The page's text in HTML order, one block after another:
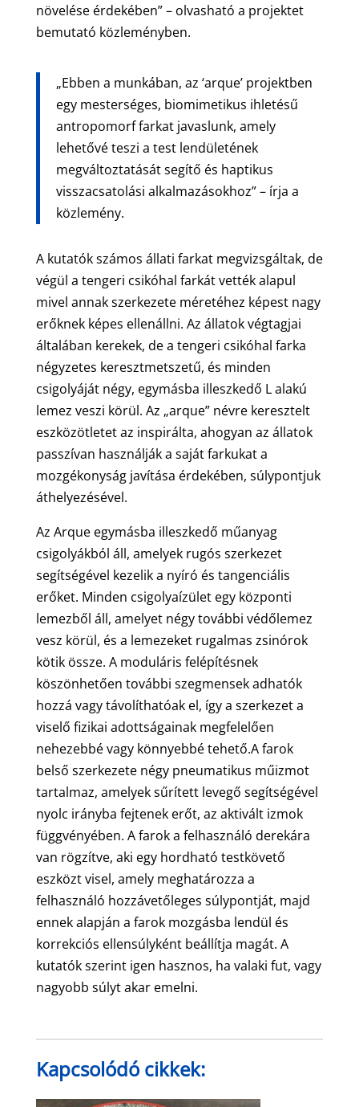
növelése érdekében” – olvasható a projektet
bemutató közleményben.
„Ebben a munkában, az ‘arque’ projektben
egy mesterséges, biomimetikus ihletésű
antropomorf farkat javaslunk, amely
lehetővé teszi a test lendületének
megváltoztatását segítő és haptikus
visszacsatolási alkalmazásokhoz” – írja a
közlemény.
A kutatók számos állati farkat megvizsgáltak, de
végül a tengeri csikóhal farkát vették alapul
mivel annak szerkezete méretéhez képest nagy
erőknek képes ellenállni. Az állatok végtagjai
általában kerekek, de a tengeri csikóhal farka
négyzetes keresztmetszetű, és minden
csigolyáját négy, egymásba illeszkedő L alakú
lemez veszi körül. Az „arque” névre keresztelt
eszközötletet az inspirálta, ahogyan az állatok
passzívan használják a saját farkukat a
mozgékonyság javítása érdekében, súlypontjuk
áthelyezésével.
Az Arque egymásba illeszkedő műanyag
csigolyákból áll, amelyek rugós szerkezet
segítségével kezelik a nyíró és tangenciális
erőket. Minden csigolyaízület egy központi
lemezből áll, amelyet négy további védőlemez
vesz körül, és a lemezeket rugalmas zsinórok
kötik össze. A moduláris felépítésnek
köszönhetően további szegmensek adhatók
hozzá vagy távolíthatóak el, így a szerkezet a
viselő fizikai adottságainak megfelelően
nehezebbé vagy könnyebbé tehető.A farok
belső szerkezete négy pneumatikus műizmot
tartalmaz, amelyek sűrített levegő segítségével
nyolc irányba fejtenek erőt, az aktivált izmok
függvényében. A farok a felhasználó derekára
van rögzítve, aki egy hordható testkövető
eszközt visel, amely meghatározza a
felhasználó hozzávetőleges súlypontját, majd
ennek alapján a farok mozgásba lendül és
korrekciós ellensúlyként beállítja magát. A
kutatók szerint igen hasznos, ha valaki fut, vagy
nagyobb súlyt akar emelni.
Kapcsolódó cikkek: